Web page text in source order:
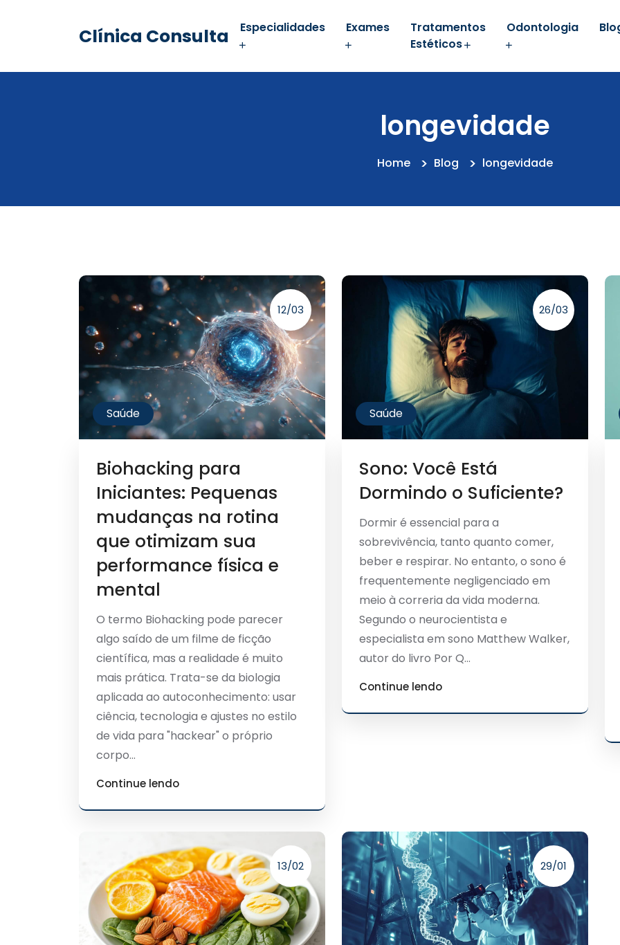
Clínica Consulta Especialidades Exames
Tratamentos
Estéticos
Odontologia
longevidade
Home Blog longevidade
12/03
Saúde
Biohacking para
Iniciantes: Pequenas
mudanças na rotina
que otimizam sua
performance física e
mental
O termo Biohacking pode parecer
algo saído de um filme de ficção
científica, mas a realidade é muito
mais prática. Trata-se da biologia
aplicada ao autoconhecimento: usar
ciência, tecnologia e ajustes no estilo
de vida para "hackear" o próprio
corpo...
Continue lendo
26/03
Saúde
Sono: Você Está
Dormindo o Suficiente?
Dormir é essencial para a
sobrevivência, tanto quanto comer,
beber e respirar. No entanto, o sono é
frequentemente negligenciado em
meio à correria da vida moderna.
Segundo o neurocientista e
especialista em sono Matthew Walker,
autor do livro Por Q...
Continue lendo
13/02 29/01